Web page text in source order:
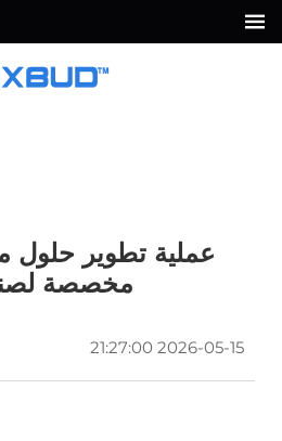
عملية تطوير حلول
مخصصة
2026-05-15 21:27:00